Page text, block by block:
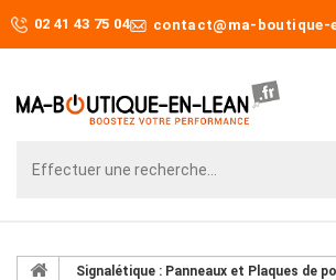
02 41 43 75 04 contact@ma-boutique-
Signalétique : Panneaux et Plaques de